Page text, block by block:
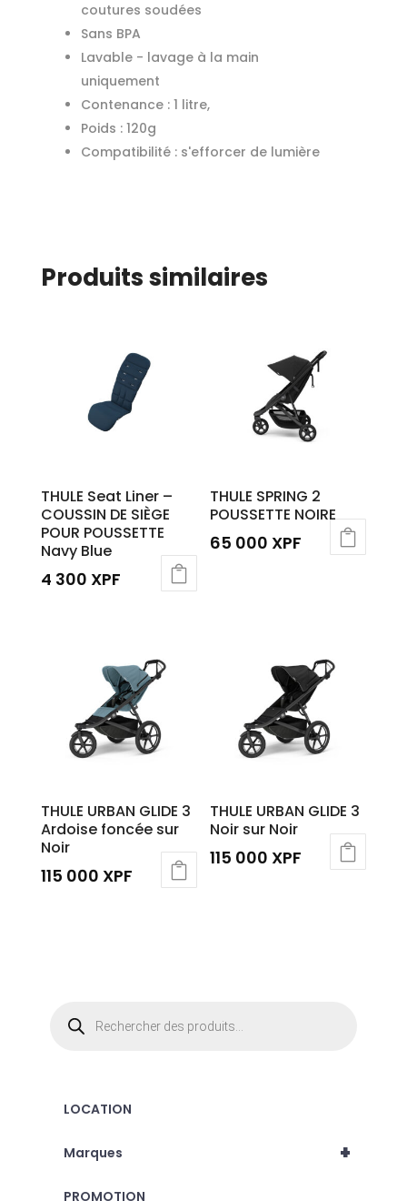
coutures soudées
Sans BPA
Lavable - lavage à la main
uniquement
Contenance : 1 litre,
Poids : 120g
Compatibilité : s'efforcer de lumière
Produits similaires
THULE Seat Liner –
COUSSIN DE SIÈGE
POUR POUSSETTE
Navy Blue
4 300 XPF
THULE SPRING 2
POUSSETTE NOIRE
65 000 XPF
THULE URBAN GLIDE 3
Ardoise foncée sur
Noir
115 000 XPF
THULE URBAN GLIDE 3
Noir sur Noir
115 000 XPF
produits
LOCATION
+
Marques
PROMOTION